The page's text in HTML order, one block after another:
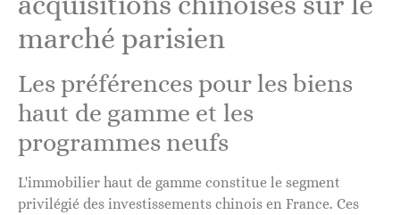
marché parisien
Les préférences pour les biens
haut de gamme et les
programmes neufs
L'immobilier haut de gamme constitue le segment
privilégié des investissements chinois en France. Ces